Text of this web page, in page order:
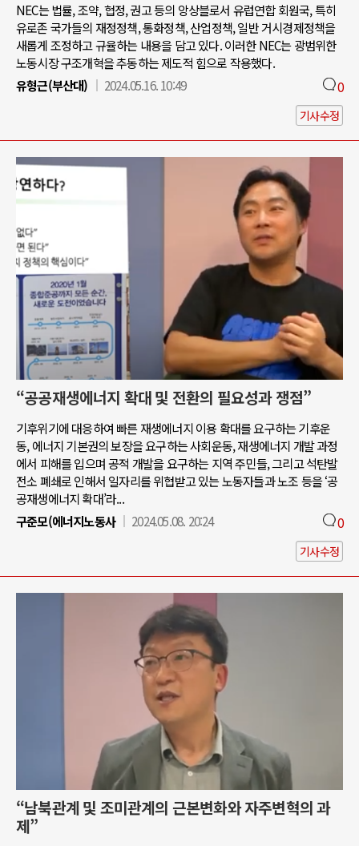
NEC는 법률, 조약, 협정, 권고 등의 앙상블로서 유럽연합 회원국, 특히
유로존 국가들의 재정정책, 통화정책, 산업정책, 일반 거시경제정책을
새롭게 조정하고 규율하는 내용을 담고 있다. 이러한 NEC는 광범위한
노동시장 구조개혁을 추동하는 제도적 힘으로 작용했다.
유형근(부산대)
2024.05.16. 10:49 0
기사수정
“공공재생에너지 확대 및 전환의 필요성과 쟁점”
기후위기에 대응하여 빠른 재생에너지 이용 확대를 요구하는 기후운
동, 에너지 기본권의 보장을 요구하는 사회운동, 재생에너지 개발 과정
에서 피해를 입으며 공적 개발을 요구하는 지역 주민들, 그리고 석탄발
전소 폐쇄로 인해서 일자리를 위협받고 있는 노동자들과 노조 등을 ‘공
공재생에너지 확대’라...
구준모(에너지노동사
2024.05.08. 20:24 0
기사수정
“남북관계 및 조미관계의 근본변화와 자주변혁의 과
제”